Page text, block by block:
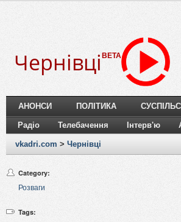
Чернівці BETA
АНОНСИ ПОЛІТИКА
Радіо Телебачення Інтерв'ю
vkadri.com > Чернівці
Category:
Розваги
Tags: